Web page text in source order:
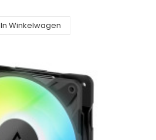
In Winkelwagen